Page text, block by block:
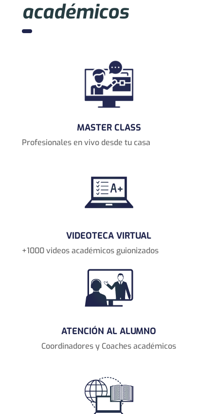
académicos
MASTER CLASS
Profesionales en vivo desde tu casa
VIDEOTECA VIRTUAL
+1000 videos académicos guionizados
ATENCIÓN AL ALUMNO
Coordinadores y Coaches académicos